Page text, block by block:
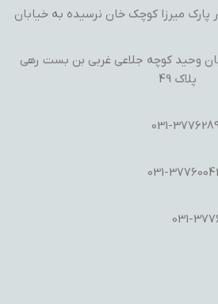
پارک میرزا کوچک خان نرسیده به خیابان
وحید کوچه جلاعی غربی بن بست رهی
پلاک 49